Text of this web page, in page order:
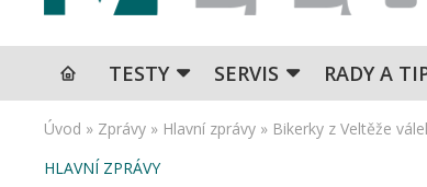
TESTY SERVIS RADY A
Úvod » Zprávy » Hlavní zprávy » Bikerky z Veltěže
HLAVNÍ ZPRÁVY